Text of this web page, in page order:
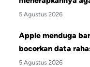
5 Agustus 2026
Apple menduga
bocorkan data
5 Agustus 2026